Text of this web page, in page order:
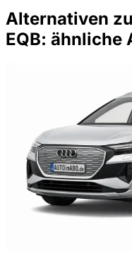
Alternativen
EQB: ähnliche